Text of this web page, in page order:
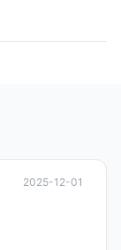
2025-12-01